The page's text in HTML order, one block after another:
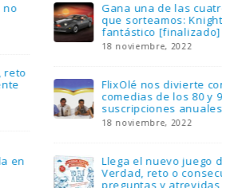
de las cuatro unidades de PLAYMOBIL
Knight Rider – El coche
[finalizado]
divierte con su colección de
de los 80 y 90 y regalamos tres
anuales
nuevo juego de mesa Yo Fui a EGB:
reto o consecuencia, con más